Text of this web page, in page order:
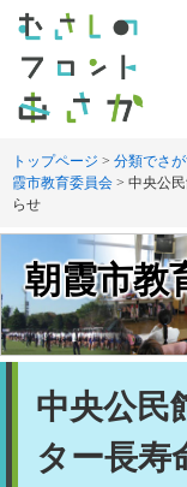
す
し
本
へ
トップページ > 分類でさ
霞市教育委員会 > 中央公
らせ
朝霞市教
中央公民
ター長寿